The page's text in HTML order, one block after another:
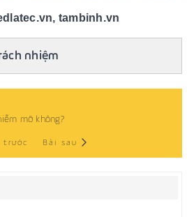
tambinh.vn
nhiệm
mỡ không?
trước Bài sau